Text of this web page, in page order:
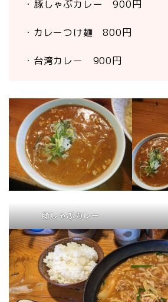
・豚しゃぶカレー 900円
・カレーつけ麺 800円
・台湾カレー 900円
豚しゃぶカレー